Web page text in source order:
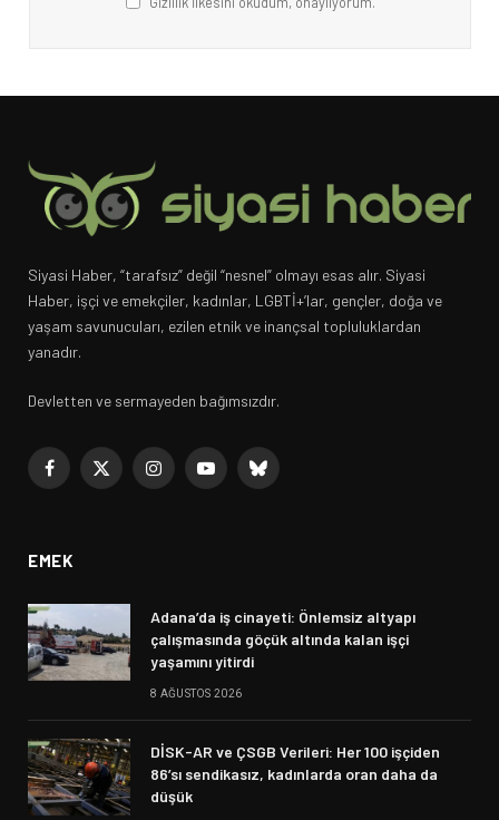
Siyasi Haber, “tarafsız” değil “nesnel” olmayı esas alır. Siyasi
Haber, işçi ve emekçiler, kadınlar, LGBTİ+’lar, gençler, doğa ve
yaşam savunucuları, ezilen etnik ve inançsal topluluklardan
yanadır.
Devletten ve sermayeden bağımsızdır.
Facebook
X
InstagramYouTubeBluesky
EMEK
Adana’da iş cinayeti: Önlemsiz altyapı
çalışmasında göçük altında kalan işçi
yaşamını yitirdi
8 AĞUSTOS 2026
DİSK-AR ve ÇSGB Verileri: Her 100 işçiden
86’sı sendikasız, kadınlarda oran daha da
düşük